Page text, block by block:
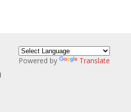
Powered by Translate